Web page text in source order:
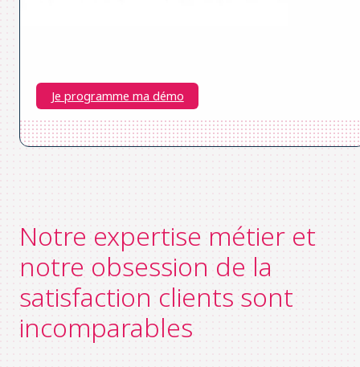
Je programme ma démo
Notre expertise métier et
notre obsession de la
satisfaction clients sont
incomparables